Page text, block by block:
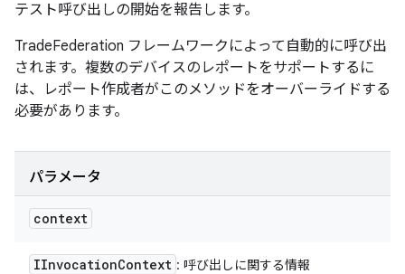
テスト呼び出しの開始を報告します。
TradeFederation フレームワークによって自動的に呼び出
されます。複数のデバイスのレポートをサポートするに
は、レポート作成者がこのメソッドをオーバーライドする
必要があります。
パラメータ
context
IInvocationContext : 呼び出しに関する情報